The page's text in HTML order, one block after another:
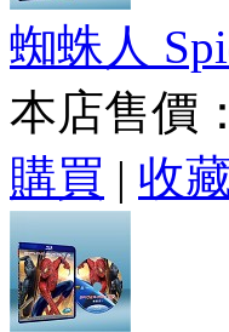
蜘蛛人
本店售價：
購買 | 收